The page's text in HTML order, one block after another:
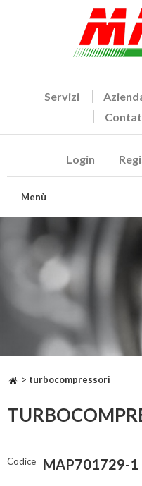
Servizi
Login
Menù
> turbocompressori
Codice MAP701729-1